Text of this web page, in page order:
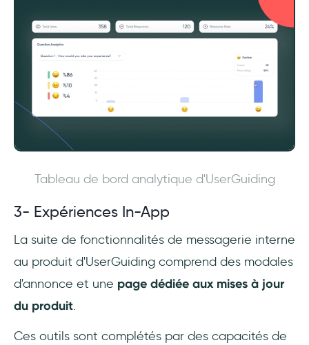
Tableau de bord analytique d'UserGuiding
3- Expériences In-App
La suite de fonctionnalités de messagerie interne
au produit d'UserGuiding comprend des modales
d'annonce et une page dédiée aux mises à jour
du produit.
Ces outils sont complétés par des capacités de